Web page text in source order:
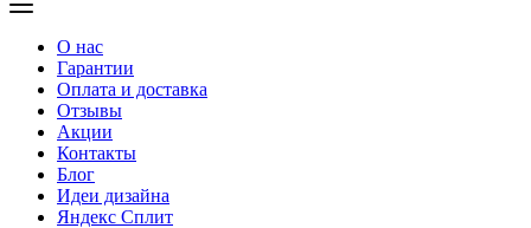
О нас
Гарантии
Оплата и доставка
Отзывы
Акции
Контакты
Блог
Идеи дизайна
Яндекс Сплит